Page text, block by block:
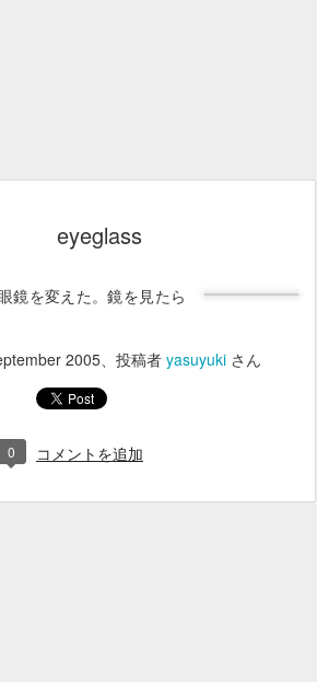
eyeglass
鏡を変えた。鏡を見たら
2005、投稿者 yasuyukiさん
0 コメントを追加